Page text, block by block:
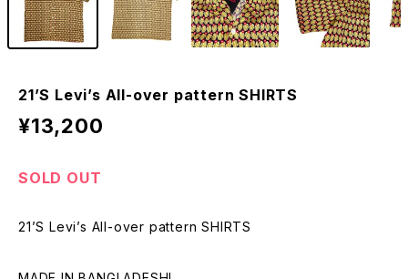
21’S Levi’s All-over pattern SHIRTS
¥13,200
SOLD OUT
21’S Levi’s All-over pattern SHIRTS